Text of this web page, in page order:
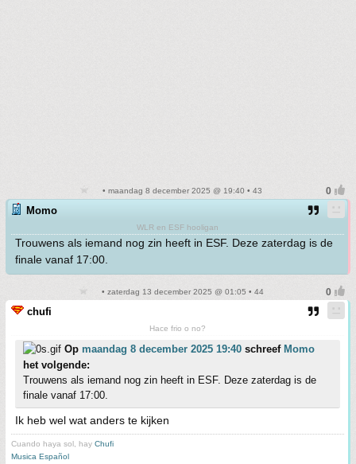
• maandag 8 december 2025 @ 19:40 • 43
Momo
WLR en ESF hooligan
Trouwens als iemand nog zin heeft in ESF. Deze zaterdag is de
finale vanaf 17:00.
• zaterdag 13 december 2025 @ 01:05 • 44
chufi
Hace frio o no?
Op maandag 8 december 2025 19:40 schreef Momo
het volgende:
Trouwens als iemand nog zin heeft in ESF. Deze zaterdag is de
finale vanaf 17:00.
Ik heb wel wat anders te kijken
Cuando haya sol, hay Chufi
Musica Español